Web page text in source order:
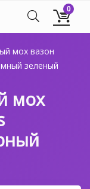
0
мох вазон
зеленый
мох